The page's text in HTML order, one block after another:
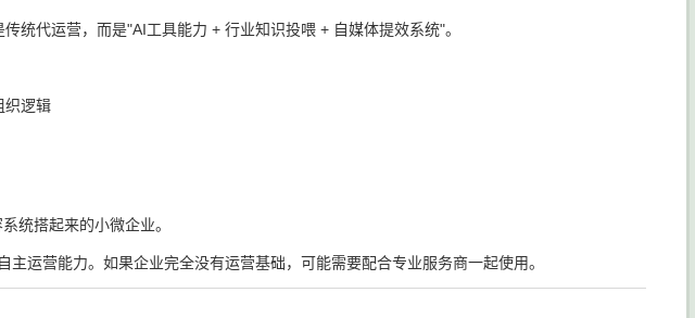
统代运营，而是"AI工具能力 + 行业知识投喂 + 自媒体提效系统"。
织逻辑
统搭起来的小微企业。
运营能力。如果企业完全没有运营基础，可能需要配合专业服务商一起使用。